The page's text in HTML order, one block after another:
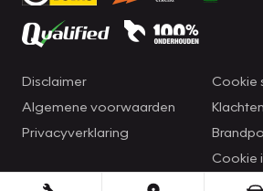
Disclaimer
Algemene voorwaarden
Privacyverklaring
Cookie
Cookie